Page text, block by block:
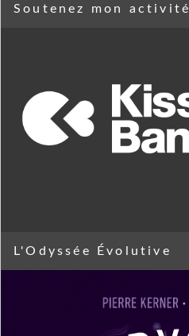
Soutenez mon activité
L'Odyssée Évolutive